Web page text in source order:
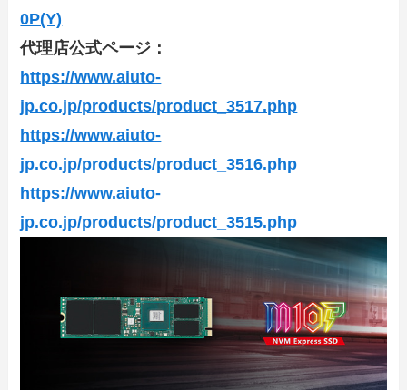
0P(Y)
代理店公式ページ：
https://www.aiuto-
jp.co.jp/products/product_3517.php
https://www.aiuto-
jp.co.jp/products/product_3516.php
https://www.aiuto-
jp.co.jp/products/product_3515.php